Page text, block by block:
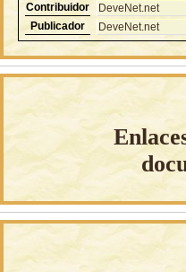
Contribuidor
DeveNet.net
Publicador
DeveNet.net